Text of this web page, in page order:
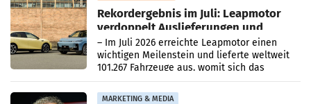
Rekordergebnis im Juli: Leapmotor
verdoppelt Auslieferungen und
überschreitet die 100.000er-Marke
– Im Juli 2026 erreichte Leapmotor einen
wichtigen Meilenstein und lieferte weltweit
101.267 Fahrzeuge aus, womit sich das
Ergebnis gegenüber Juli 2025 mehr als
verdoppelte (+102
MARKETING & MEDIA